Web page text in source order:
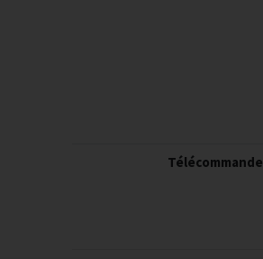
Télécommande